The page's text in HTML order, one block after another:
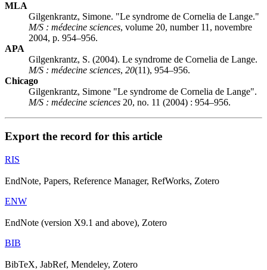
MLA
Gilgenkrantz, Simone. "Le syndrome de Cornelia de Lange."
M/S : médecine sciences, volume 20, number 11, novembre
2004, p. 954–956.
APA
Gilgenkrantz, S. (2004). Le syndrome de Cornelia de Lange.
M/S : médecine sciences, 20(11), 954–956.
Chicago
Gilgenkrantz, Simone "Le syndrome de Cornelia de Lange".
M/S : médecine sciences 20, no. 11 (2004) : 954–956.
Export the record for this article
RIS
EndNote, Papers, Reference Manager, RefWorks, Zotero
ENW
EndNote (version X9.1 and above), Zotero
BIB
BibTeX, JabRef, Mendeley, Zotero